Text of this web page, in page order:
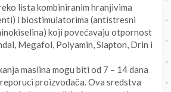
lista kombiniranim hranjivima
i biostimulatorima (antistresni
koji povećavaju otpornost
Megafol, Polyamin, Siapton, Drin i
maslina mogu biti od 7 – 14 dana
proizvođača. Ova sredstva